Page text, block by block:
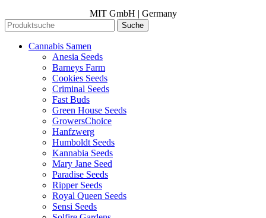
MIT GmbH | Germany
Suche
Cannabis Samen
Anesia Seeds
Barneys Farm
Cookies Seeds
Criminal Seeds
Fast Buds
Green House Seeds
GrowersChoice
Hanfzwerg
Humboldt Seeds
Kannabia Seeds
Mary Jane Seed
Paradise Seeds
Ripper Seeds
Royal Queen Seeds
Sensi Seeds